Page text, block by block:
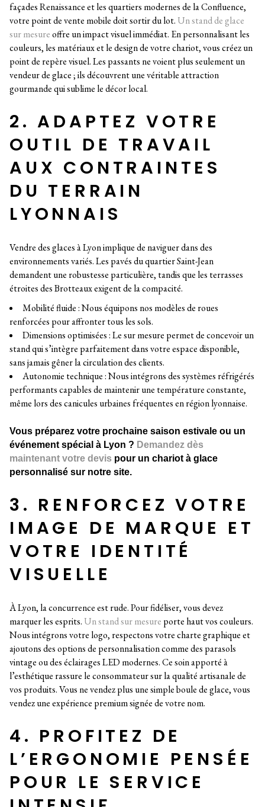
façades Renaissance et les quartiers modernes de la Confluence,
votre point de vente mobile doit sortir du lot. Un stand de glace
sur mesureoffre un impact visuel immédiat. En personnalisant les
couleurs, les matériaux et le design de votre chariot, vous créez un
point de repère visuel. Les passants ne voient plus seulement un
vendeur de glace ; ils découvrent une véritable attraction
gourmande qui sublime le décor local.
2. ADAPTEZ VOTRE
OUTIL DE TRAVAIL
AUX CONTRAINTES
DU TERRAIN
LYONNAIS
Vendre des glaces à Lyon implique de naviguer dans des
environnements variés. Les pavés du quartier Saint-Jean
demandent une robustesse particulière, tandis que les terrasses
étroites des Brotteaux exigent de la compacité.
Mobilité fluide : Nous équipons nos modèles de roues
renforcées pour affronter tous les sols.
Dimensions optimisées : Le sur mesure permet de concevoir un
stand qui s’intègre parfaitement dans votre espace disponible,
sans jamais gêner la circulation des clients.
Autonomie technique : Nous intégrons des systèmes réfrigérés
performants capables de maintenir une température constante,
même lors des canicules urbaines fréquentes en région lyonnaise.
Vous préparez votre prochaine saison estivale ou un
événement spécial à Lyon ? Demandez dès
maintenant votre devis pour un chariot à glace
personnalisé sur notre site.
3. RENFORCEZ VOTRE
IMAGE DE MARQUE ET
VOTRE IDENTITÉ
VISUELLE
À Lyon, la concurrence est rude. Pour fidéliser, vous devez
marquer les esprits. Un stand sur mesure porte haut vos couleurs.
Nous intégrons votre logo, respectons votre charte graphique et
ajoutons des options de personnalisation comme des parasols
vintage ou des éclairages LED modernes. Ce soin apporté à
l’esthétique rassure le consommateur sur la qualité artisanale de
vos produits. Vous ne vendez plus une simple boule de glace, vous
vendez une expérience premium signée de votre nom.
4. PROFITEZ DE
L’ERGONOMIE PENSÉE
POUR LE SERVICE